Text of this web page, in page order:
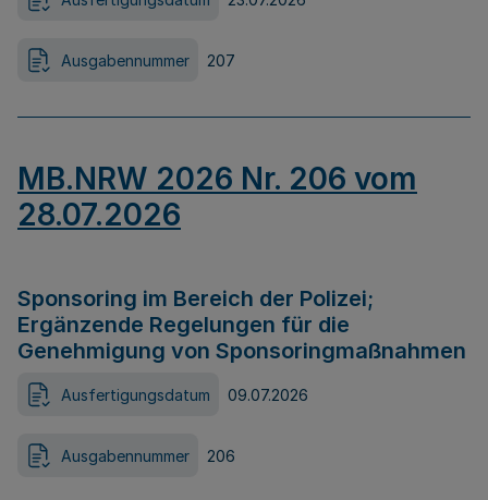
Ausgabennummer 207
MB.NRW 2026 Nr. 206 vom
28.07.2026
Sponsoring im Bereich der Polizei;
Ergänzende Regelungen für die
Genehmigung von Sponsoringmaßnahmen
Ausfertigungsdatum 09.07.2026
Ausgabennummer 206